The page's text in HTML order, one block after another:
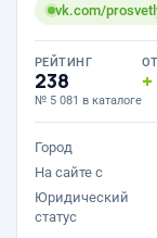
vk.com/
РЕЙТИНГ
238
№ 5 081 в каталоге
Город
На сайте с
Юридический
статус